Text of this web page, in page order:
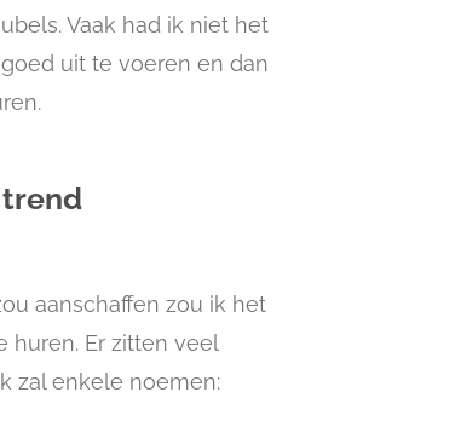
Vaak had ik niet het
uit te voeren en dan
aanschaffen zou ik het
Er zitten veel
zal enkele noemen: